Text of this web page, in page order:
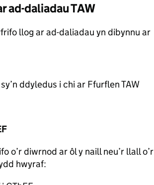
ad-daliadau TAW
llog ar ad-daliadau yn dibynnu ar
ddyledus i chi ar Ffurflen TAW
o’r diwrnod ar ôl y naill neu’r llall o’r
hwyraf: